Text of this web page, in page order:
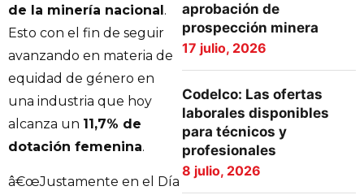
de la minería nacional .
Esto con el fin de seguir
avanzando en materia de
equidad de género en
una industria que hoy
alcanza un 11,7% de
dotación femenina.
â€œJustamente en el Día
aprobación de
prospección minera
17 julio, 2026
Codelco: Las ofertas
laborales disponibles
para técnicos y
profesionales
8 julio, 2026